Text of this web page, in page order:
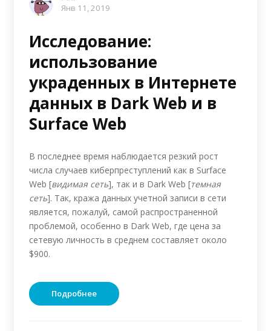
Янв 11, 2019
Исследование:
использование
украденных в Интернете
данных в Dark Web и в
Surface Web
В последнее время наблюдается резкий рост
числа случаев киберпреступлений как в Surface
Web [видимая сеть], так и в Dark Web [темная
сеть]. Так, кража данных учетной записи в сети
является, пожалуй, самой распространенной
проблемой, особенно в Dark Web, где цена за
сетевую личность в среднем составляет около
$900.
Подробнее